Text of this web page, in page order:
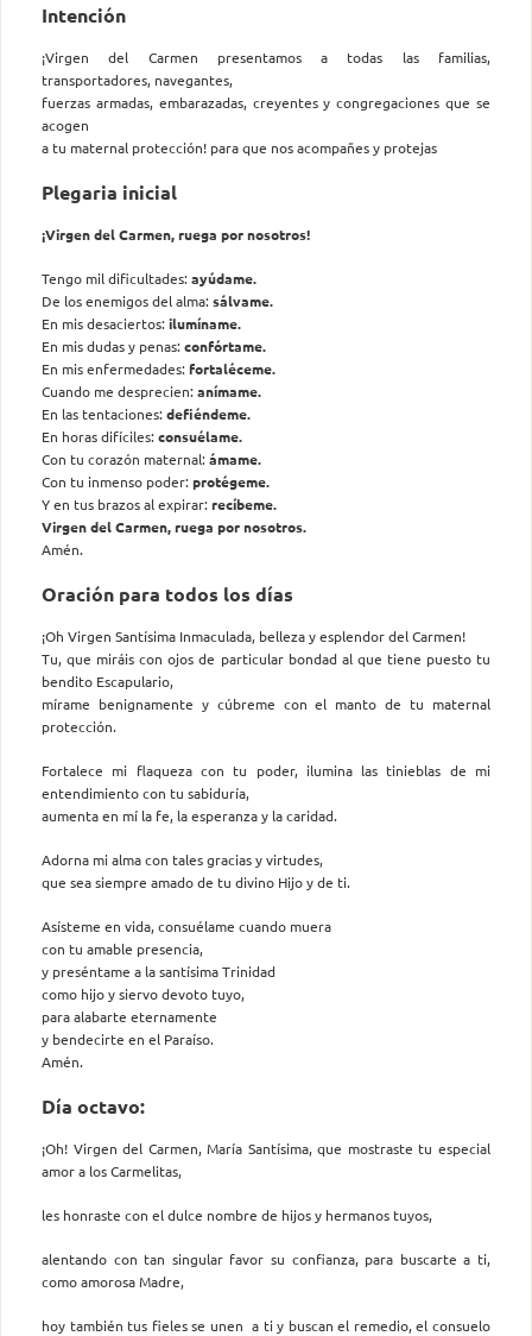
Intención
¡Virgen del Carmen presentamos a todas las familias,
transportadores, navegantes,
fuerzas armadas, embarazadas, creyentes y congregaciones que se
acogen
a tu maternal protección! para que nos acompañes y protejas
Plegaria inicial
¡Virgen del Carmen, ruega por nosotros!
Tengo mil dificultades:ayúdame.
De los enemigos del alma:sálvame.
En mis desaciertos:ilumíname.
En mis dudas y penas:confórtame.
En mis enfermedades:fortaléceme.
Cuando me desprecien:anímame.
En las tentaciones:defiéndeme.
En horas difíciles:consuélame.
Con tu corazón maternal:ámame.
Con tu inmenso poder:protégeme.
Y en tus brazos al expirar:recíbeme.
Virgen del Carmen, ruega por nosotros.
Amén.
Oración para todos los días
¡Oh Virgen Santísima Inmaculada, belleza y esplendor del Carmen!
Tu, que miráis con ojos de particular bondad al que tiene puesto tu
bendito Escapulario,
mírame benignamente y cúbreme con el manto de tu maternal
protección.
Fortalece mi flaqueza con tu poder, ilumina las tinieblas de mi
entendimiento con tu sabiduría,
aumenta en mí la fe, la esperanza y la caridad.
Adorna mi alma con tales gracias y virtudes,
que sea siempre amado de tu divino Hijo y de ti.
Asísteme en vida, consuélame cuando muera
con tu amable presencia,
y preséntame a la santísima Trinidad
como hijo y siervo devoto tuyo,
para alabarte eternamente
y bendecirte en el Paraíso.
Amén.
Día octavo:
¡Oh! Virgen del Carmen, María Santísima, que mostraste tu especial
amor a los Carmelitas,
les honraste con el dulce nombre de hijos y hermanos tuyos,
alentando con tan singular favor su confianza, para buscarte a ti,
como amorosa Madre,
hoy también tus fieles se unen a ti y buscan el remedio, el consuelo